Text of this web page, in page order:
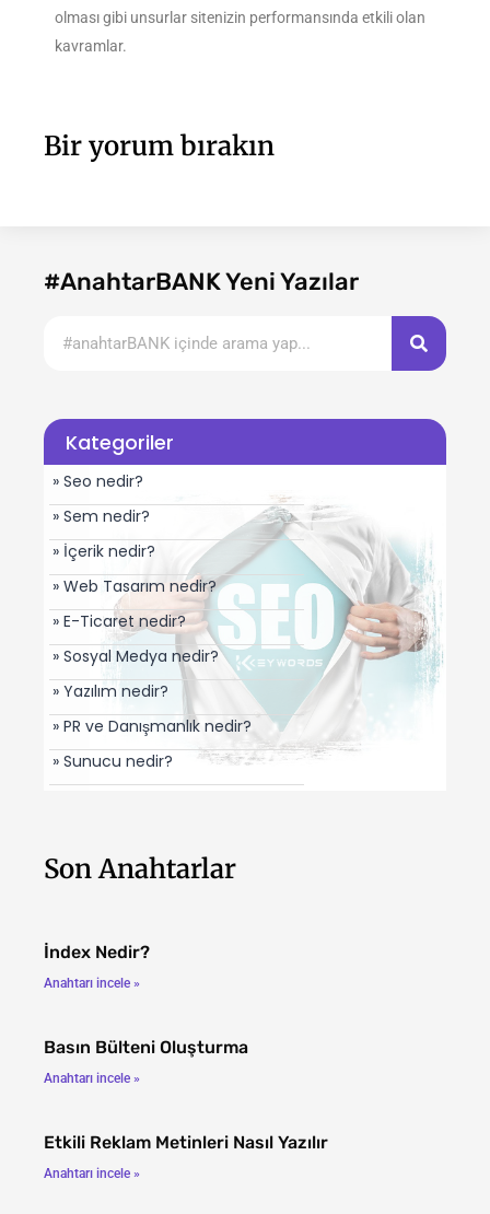
olması gibi unsurlar sitenizin performansında etkili olan
kavramlar.
Bir yorum bırakın
#AnahtarBANK Yeni Yazılar
Kategoriler
» Seo nedir?
» Sem nedir?
» İçerik nedir?
» Web Tasarım nedir?
» E-Ticaret nedir?
» Sosyal Medya nedir?
» Yazılım nedir?
» PR ve Danışmanlık nedir?
» Sunucu nedir?
Son Anahtarlar
İndex Nedir?
Anahtarı incele »
Basın Bülteni Oluşturma
Anahtarı incele »
Etkili Reklam Metinleri Nasıl Yazılır
Anahtarı incele »